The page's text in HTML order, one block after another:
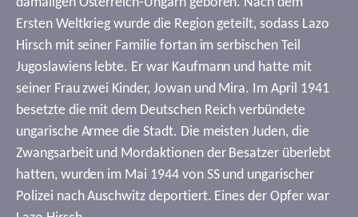
Ersten Weltkrieg wurde die Region geteilt, sodass Lazo
Hirsch mit seiner Familie fortan im serbischen Teil
Jugoslawiens lebte. Er war Kaufmann und hatte mit
seiner Frau zwei Kinder, Jowan und Mira. Im April 1941
besetzte die mit dem Deutschen Reich verbündete
ungarische Armee die Stadt. Die meisten Juden, die
Zwangsarbeit und Mordaktionen der Besatzer überlebt
hatten, wurden im Mai 1944 von SS und ungarischer
Polizei nach Auschwitz deportiert. Eines der Opfer war